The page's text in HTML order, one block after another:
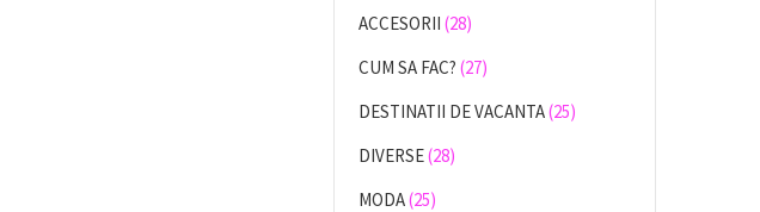
ACCESORII (28)
CUM SA FAC? (27)
DESTINATII DE VACANTA(25)
DIVERSE(28)
MODA(25)